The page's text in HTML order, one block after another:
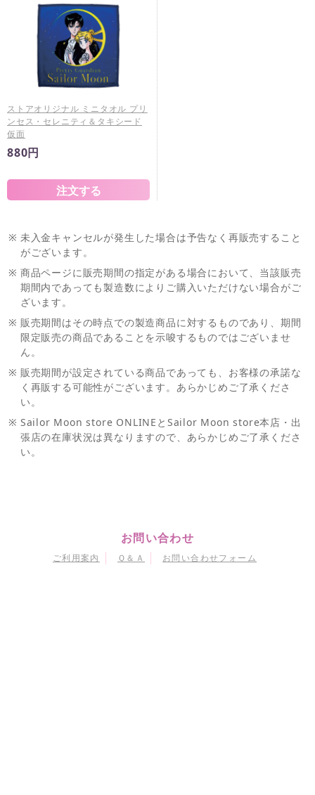
ストアオリジナル ミニタオル プリ
ンセス・セレニティ＆タキシード
仮面
880円
※ 未入金キャンセルが発生した場合は予告なく再販売すること
がございます。
※ 商品ページに販売期間の指定がある場合において、当該販売
期間内であっても製造数によりご購入いただけない場合がご
ざいます。
※ 販売期間はその時点での製造商品に対するものであり、期間
限定販売の商品であることを示唆するものではございませ
ん。
※ 販売期間が設定されている商品であっても、お客様の承諾な
く再販する可能性がございます。あらかじめご了承くださ
い。
※ Sailor Moon store ONLINEとSailor Moon store本店・出
張店の在庫状況は異なりますので、あらかじめご了承くださ
い。
お問い合わせ
ご利用案内 Ｑ＆Ａ お問い合わせフォーム